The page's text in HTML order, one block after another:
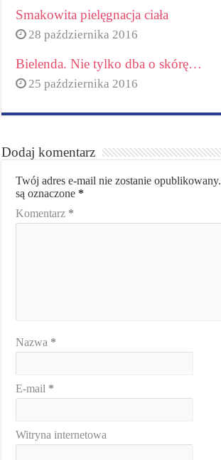
Smakowita pielęgnacja ciała
28 października 2016
Bielenda. Nie tylko dba o skórę…
25 października 2016
Dodaj komentarz
Twój adres e-mail nie zostanie opublikowany.
są oznaczone *
Komentarz *
Nazwa *
E-mail *
Witryna internetowa